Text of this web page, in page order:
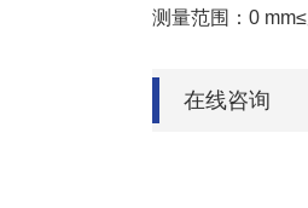
测量范围：0
在线咨询